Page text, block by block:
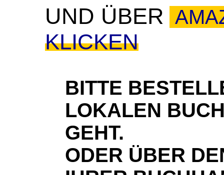
UND ÜBER
KLICKEN
BITTE
LOKALEN
GEHT.
ODER ÜBER